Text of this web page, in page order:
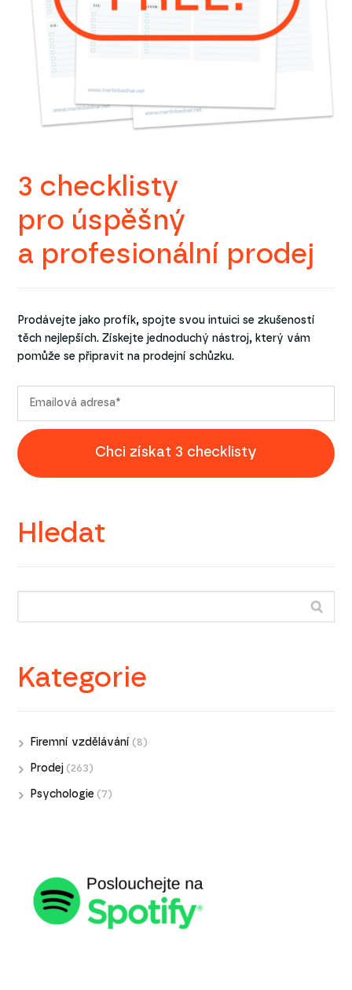
3 checklisty
pro úspěšný
a profesionální prodej
Prodávejte jako profík, spojte svou intuici se zkušeností
těch nejlepších. Získejte jednoduchý nástroj, který vám
pomůže se připravit na prodejní schůzku.
Chci získat 3 checklisty
Hledat
Kategorie
Firemní vzdělávání (8)
Prodej (263)
Psychologie (7)